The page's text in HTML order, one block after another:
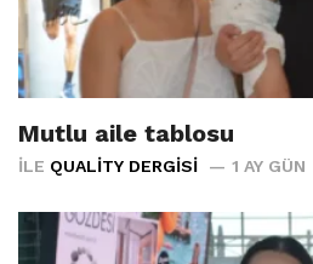
Mutlu aile tablosu
İLE QUALITY DERGISI 1 AY GÜN